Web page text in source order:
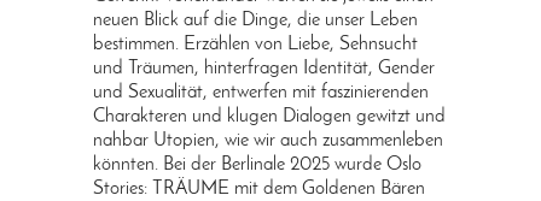
neuen Blick auf die Dinge, die unser Leben
bestimmen. Erzählen von Liebe, Sehnsucht
und Träumen, hinterfragen Identität, Gender
und Sexualität, entwerfen mit faszinierenden
Charakteren und klugen Dialogen gewitzt und
nahbar Utopien, wie wir auch zusammenleben
könnten. Bei der Berlinale 2025 wurde Oslo
Stories: TRÄUME mit dem Goldenen Bären